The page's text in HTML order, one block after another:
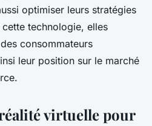
optimiser leurs stratégies
technologie, elles
consommateurs
leur position sur le marché
virtuelle pour